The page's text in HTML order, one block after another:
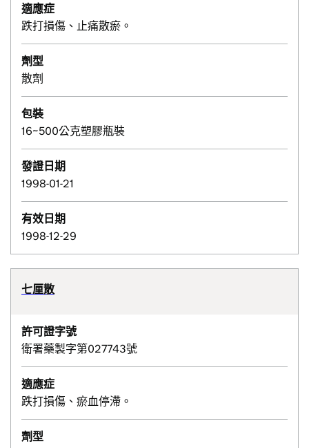
適應症
跌打損傷、止痛散瘀。
劑型
散劑
包裝
16~500公克塑膠瓶裝
發證日期
1998-01-21
有效日期
1998-12-29
七厘散
許可證字號
衛署藥製字第027743號
適應症
跌打損傷、瘀血停滯。
劑型